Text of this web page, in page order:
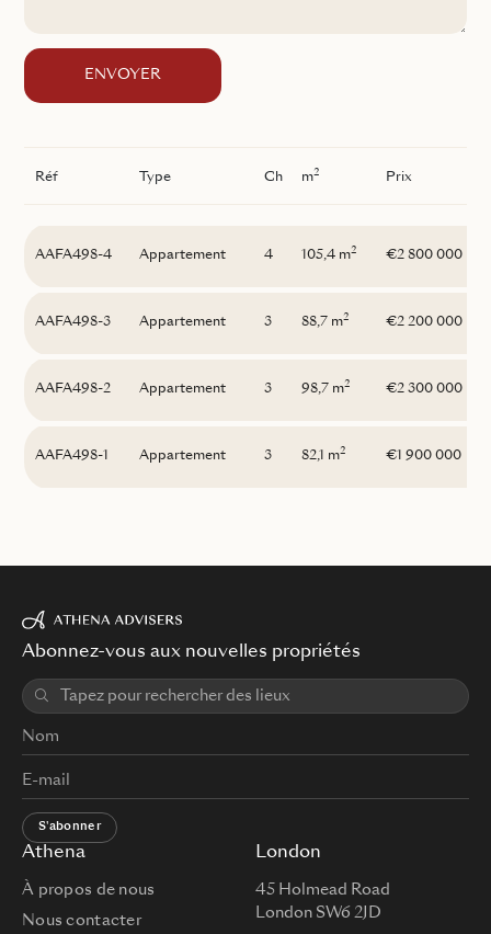
ENVOYER
Réf Type Ch m2 Prix
AAFA498-4 Appartement 4 105,4 m2 €2 800 000
AAFA498-3 Appartement 3 88,7 m2 €2 200 000
AAFA498-2 Appartement 3 98,7 m2 €2 300 000
AAFA498-1 Appartement 3 82,1 m2 €1 900 000
Athena
À propos de nous
Nous contacter
London
45 Holmead Road
London SW6 2JD
Abonnez-vous aux nouvelles propriétés
S'abonner